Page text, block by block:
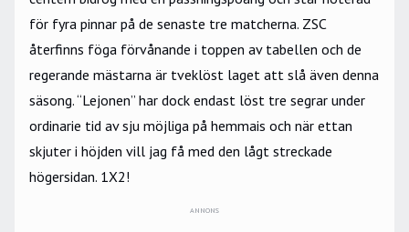
för fyra pinnar på de senaste tre matcherna. ZSC
återfinns föga förvånande i toppen av tabellen och de
regerande mästarna är tveklöst laget att slå även denna
säsong. “Lejonen” har dock endast löst tre segrar under
ordinarie tid av sju möjliga på hemmais och när ettan
skjuter i höjden vill jag få med den lågt streckade
högersidan. 1X2!
ANNONS